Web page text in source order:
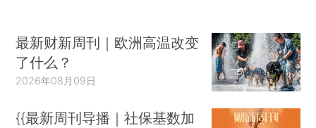
最新财新周刊｜欧洲高温改变
了什么？
2026年08月09日
{{最新周刊导播｜社保基数加